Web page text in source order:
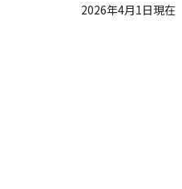
2026年4月1日現在